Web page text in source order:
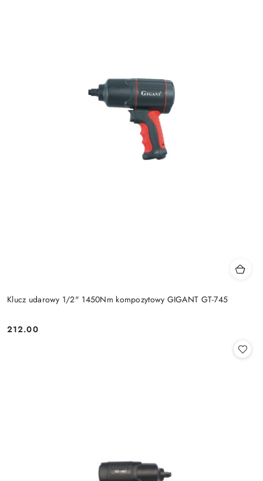
Klucz udarowy 1/2" 1450Nm kompozytowy GIGANT GT-745
Cena:
212.00